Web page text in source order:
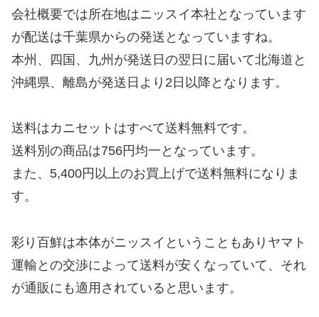
会社概要では所在地はニッスイ本社となっています
が配送は千葉県からの発送となっていますね。
本州、四国、九州が発送日の翌日に届いて北海道と
沖縄県、離島が発送日より2日以降となります。
送料はカニセットはすべて送料無料です。
送料別の商品は756円均一となっています。
また、5,400円以上のお買上げで送料無料になりま
す。
彩り百鮮は本体がニッスイということもありヤマト
運輸との交渉によって送料が安くなっていて、それ
が通販にも適用されていると思います。